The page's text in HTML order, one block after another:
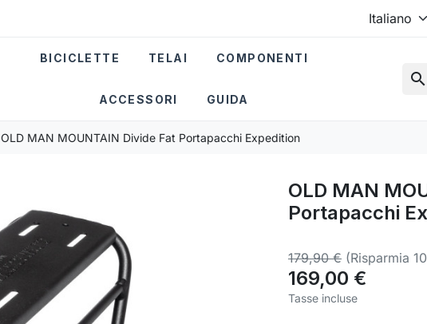
search
BICICLETTE TELAI COMPONENTI
ACCESSORI GUIDA
OLD MAN MOUNTAIN Divide Fat Portapacchi Expedition
OLD MAN
Portapacchi
179,90 € (Risparmia
169,00 €
Tasse incluse